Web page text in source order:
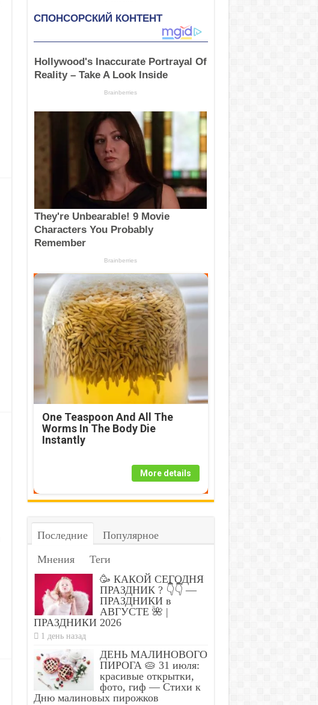
One Teaspoon And All The
Worms In The Body Die
Instantly
More details
Последние
Популярное
Мнения
Теги
🥳 КАКОЙ СЕГОДНЯ
ПРАЗДНИК ? 👇👇 —
ПРАЗДНИКИ в
АВГУСТЕ 🌺 |
ПРАЗДНИКИ 2026
1 день назад
ДЕНЬ МАЛИНОВОГО
ПИРОГА 🥧 31 июля:
красивые открытки,
фото, гиф — Стихи к
Дню малиновых пирожков